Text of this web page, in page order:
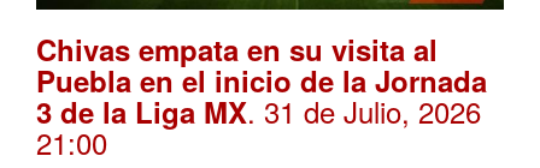
Chivas empata en su visita al
Puebla en el inicio de la Jornada
3 de la Liga MX. 31 de Julio, 2026
21:00